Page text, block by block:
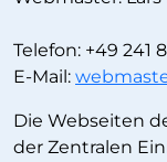
Telefon: +49 241
E-Mail:
Die Webseiten
der Zentralen